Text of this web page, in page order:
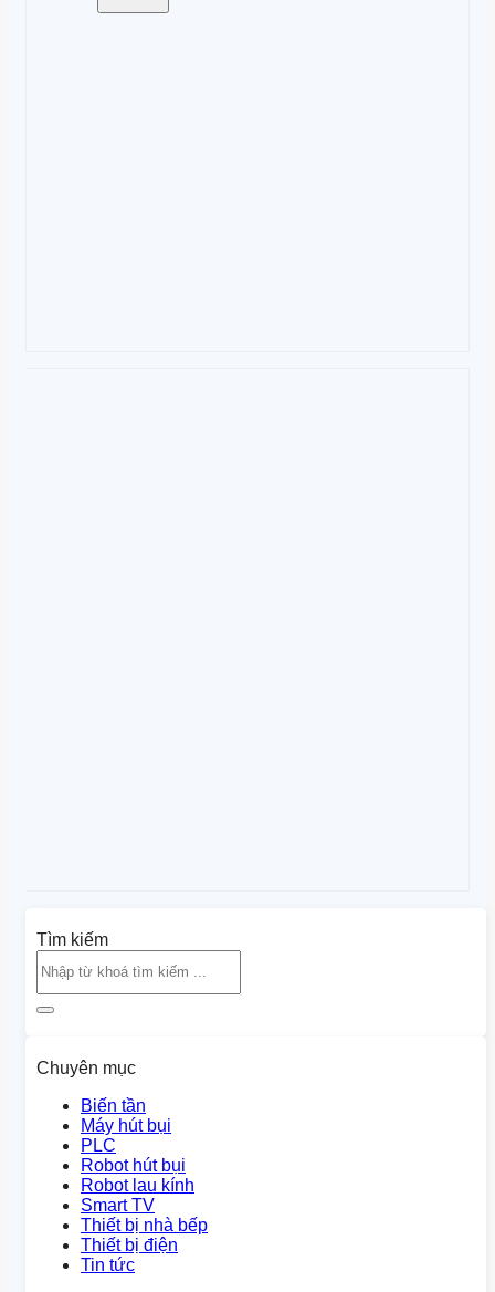
Tìm kiếm
Chuyên mục
Biến tần
Máy hút bụi
PLC
Robot hút bụi
Robot lau kính
Smart TV
Thiết bị nhà bếp
Thiết bị điện
Tin tức